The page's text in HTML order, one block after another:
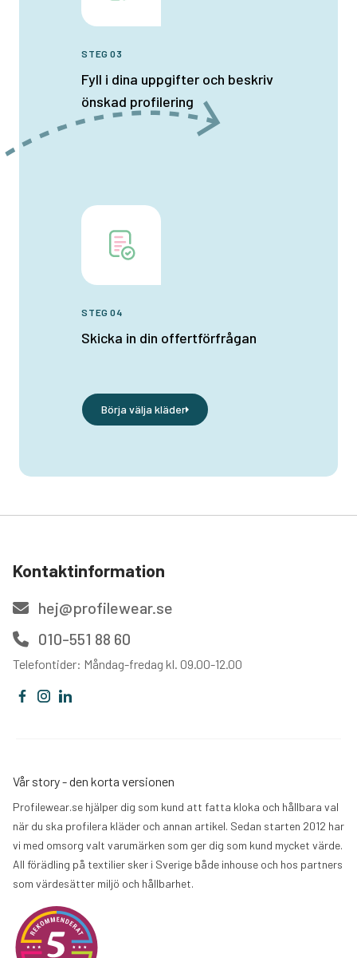
STEG 03
Fyll i dina uppgifter och beskriv
önskad profilering
STEG 04
Skicka in din offertförfrågan
Börja välja kläder
Kontaktinformation
hej@profilewear.se
010-551 88 60
Telefontider: Måndag-fredag kl. 09.00-12.00
Vår story - den korta versionen
Profilewear.se hjälper dig som kund att fatta kloka och hållbara val
när du ska profilera kläder och annan artikel. Sedan starten 2012 har
vi med omsorg valt varumärken som ger dig som kund mycket värde.
All förädling på textilier sker i Sverige både inhouse och hos partners
som värdesätter miljö och hållbarhet.